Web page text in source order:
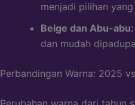
menjadi pilihan
Beige dan Abu-abu:
dan mudah
Perbandingan Warna: 2025